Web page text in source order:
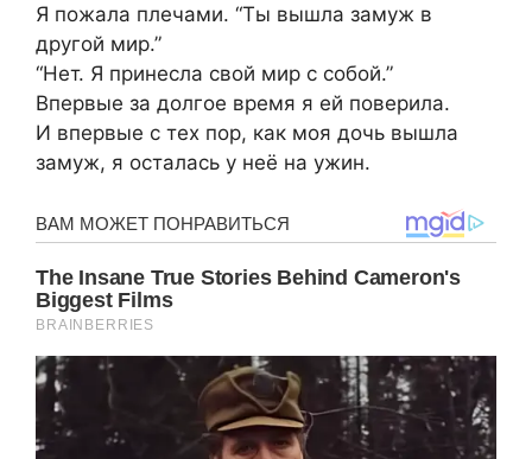
Я пожала плечами. “Ты вышла замуж в
другой мир.”
“Нет. Я принесла свой мир с собой.”
Впервые за долгое время я ей поверила.
И впервые с тех пор, как моя дочь вышла
замуж, я осталась у неё на ужин.